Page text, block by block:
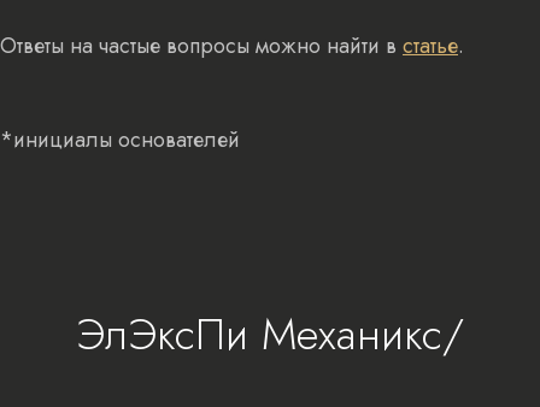
Ответы на частые вопросы можно найти в статье.
*инициалы основателей
ЭлЭксПи Механикс/